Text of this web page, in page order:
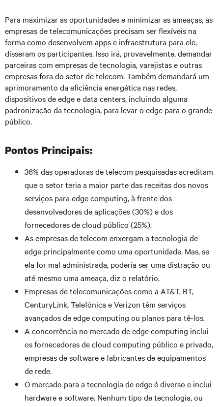
Para maximizar as oportunidades e minimizar as ameaças, as
empresas de telecomunicações precisam ser flexíveis na
forma como desenvolvem apps e infraestrutura para ele,
disseram os participantes. Isso irá, provavelmente, demandar
parceiras com empresas de tecnologia, varejistas e outras
empresas fora do setor de telecom. Também demandará um
aprimoramento da eficiência energética nas redes,
dispositivos de edge e data centers, incluindo alguma
padronização da tecnologia, para levar o edge para o grande
público.
Pontos Principais:
36% das operadoras de telecom pesquisadas acreditam
que o setor teria a maior parte das receitas dos novos
serviços para edge computing, à frente dos
desenvolvedores de aplicações (30%) e dos
fornecedores de cloud público (25%).
As empresas de telecom enxergam a tecnologia de
edge principalmente como uma oportunidade. Mas, se
ela for mal administrada, poderia ser uma distração ou
até mesmo uma ameaça, diz o relatório.
Empresas de telecomunicações como a AT&T, BT,
CenturyLink, Telefónica e Verizon têm serviços
avançados de edge computing ou planos para tê-los.
A concorrência no mercado de edge computing inclui
os fornecedores de cloud computing público e privado,
empresas de software e fabricantes de equipamentos
de rede.
O mercado para a tecnologia de edge é diverso e inclui
hardware e software. Nenhum tipo de tecnologia, ou